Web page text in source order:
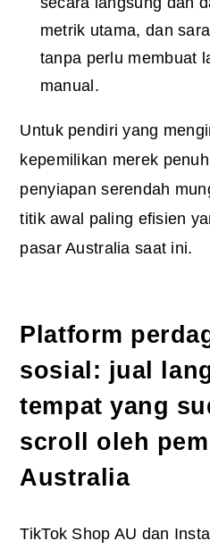
metrik utama, dan
tanpa perlu membuat
manual.
Untuk pendiri yang
kepemilikan merek
penyiapan serendah
titik awal paling efisien
pasar Australia saat ini.
Platform
sosial: jual
tempat yang
scroll oleh
Australia
TikTok Shop AU dan